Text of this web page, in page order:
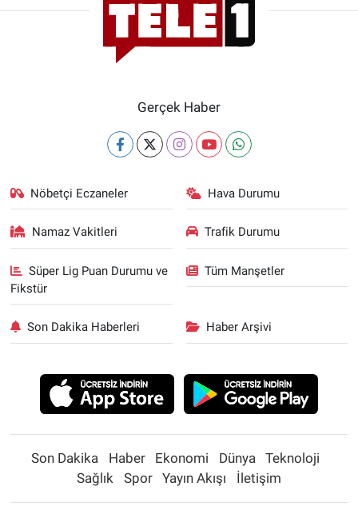
Gerçek Haber
Nöbetçi Eczaneler Hava Durumu
Namaz Vakitleri Trafik Durumu
Süper Lig Puan Durumu ve
Fikstür
Tüm Manşetler
Son Dakika Haberleri Haber Arşivi
Son Dakika Haber Ekonomi Dünya
Teknoloji
Sağlık
Spor Yayın Akışı İletişim